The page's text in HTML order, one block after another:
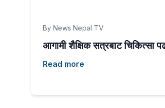
By News Nepal TV
आगामी शैक्षिक सत्रबाट चिकित्सा
Read more